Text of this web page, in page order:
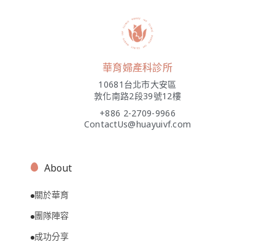
華育婦產科診所
10681台北市大安區
敦化南路2段39號12樓
+886 2-2709-9966
ContactUs@huayuivf.com
About
關於華育
團隊陣容
成功分享